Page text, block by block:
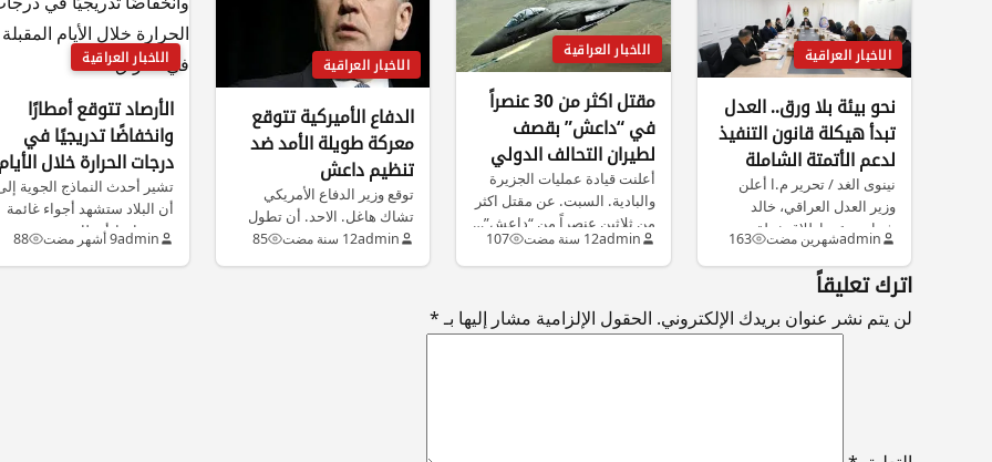
الاخبار العراقية
نحو بيئة بلا ورق.. العدل
تبدأ هيكلة قانون التنفيذ
لدعم الأتمتة الشاملة
نينوى الغد / تحرير م.ا أعلن
وزير العدل العراقي، خالد
شواني، عن إطلاق خطة…
adminشهرين مضت 163
الاخبار العراقية
مقتل اكثر من 30 عنصراً
في “داعش” بقصف
لطيران التحالف الدولي
غربي الرمادي
أعلنت قيادة عمليات الجزيرة
والبادية. السبت. عن مقتل اكثر
من ثلاثين عنصراً من “داعش”…
admin12 سنة مضت 107
الاخبار العراقية
الدفاع الأميركية تتوقع
معركة طويلة الأمد ضد
تنظيم داعش
توقع وزير الدفاع الأمريكي
تشاك هاغل. الاحد. أن تطول
المعركة التي تقودها واشنطن
admin12 سنة مضت 85
الاخبار العراقية
الأرصاد تتوقع أمطارًا
وانخفاضًا تدريجيًا في
درجات الحرارة خلال
المقبلة في العراق
تشير أحدث النماذج الجوية
أن البلاد ستشهد أجواء غائمة
مع تساقط أمطار متفرقة…
admin9 أشهر مضت 88
اترك تعليقاً
لن يتم نشر عنوان بريدك الإلكتروني. الحقول الإلزامية مشار إليها بـ*